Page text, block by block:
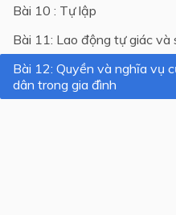
Bài 10 : Tự lập
Bài 11: Lao động tự giác và
Bài 12: Quyền và nghĩa vụ
dân trong gia đình